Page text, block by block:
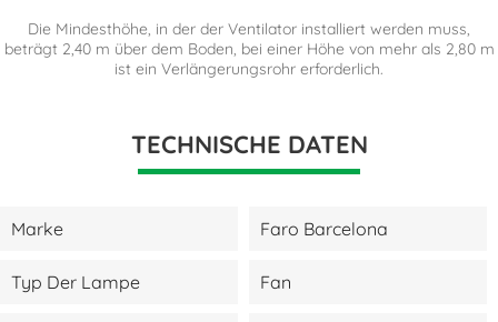
Die Mindesthöhe, in der der Ventilator installiert werden muss,
beträgt 2,40 m über dem Boden, bei einer Höhe von mehr als 2,80 m
ist ein Verlängerungsrohr erforderlich.
TECHNISCHE DATEN
Marke Faro Barcelona
Typ Der Lampe Fan